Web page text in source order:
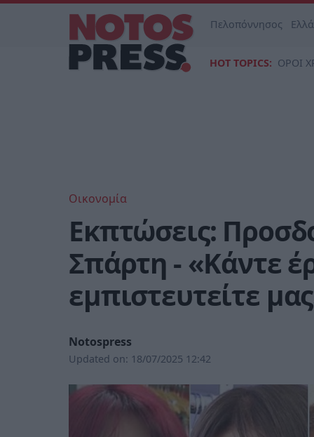
Πελοπόννησος
HOT TOPICS: ΟΡΟΙ
Οικονομία
Εκπτώσεις:
Σπάρτη - «Κάντε
εμπιστευτείτε
Notospress
Updated on: 18/07/2025 12:42